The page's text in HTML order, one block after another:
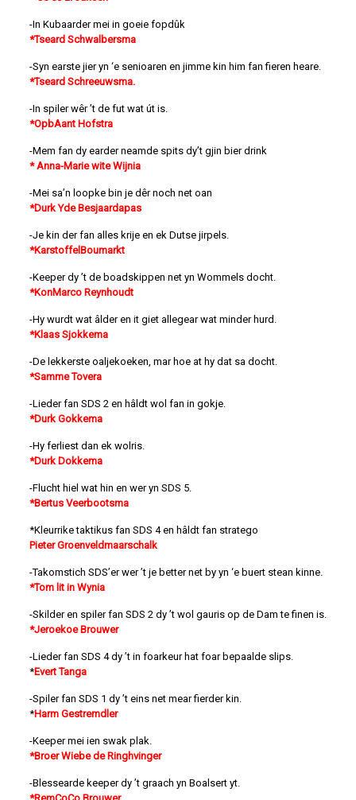
-In Kubaarder mei in goeie fopdûk
*Tseard Schwalbersma
-Syn earste jier yn ‘e senioaren en jimme kin him fan fieren heare.
*Tseard Schreeuwsma.
-In spiler wêr ’t de fut wat út is.
*OpbAant Hofstra
-Mem fan dy earder neamde spits dy’t gjin bier drink
* Anna-Marie wite Wijnia
-Mei sa’n loopke bin je dêr noch net oan
*Durk Yde Besjaardapas
-Je kin der fan alles krije en ek Dutse jirpels.
*KarstoffelBoumarkt
-Keeper dy ’t de boadskippen net yn Wommels docht.
*KonMarco Reynhoudt
-Hy wurdt wat âlder en it giet allegear wat minder hurd.
*Klaas Sjokkema
-De lekkerste oaljekoeken, mar hoe at hy dat sa docht.
*Samme Tovera
-Lieder fan SDS 2 en hâldt wol fan in gokje.
*Durk Gokkema
-Hy ferliest dan ek wolris.
*Durk Dokkema
-Flucht hiel wat hin en wer yn SDS 5.
*Bertus Veerbootsma
*Kleurrike taktikus fan SDS 4 en hâldt fan stratego
Pieter Groenveldmaarschalk
-Takomstich SDS’er wer ’t je better net by yn ‘e buert stean kinne.
*Tom lit in Wynia
-Skilder en spiler fan SDS 2 dy ’t wol gauris op de Dam te finen is.
*Jeroekoe Brouwer
-Lieder fan SDS 4 dy ’t in foarkeur hat foar bepaalde slips.
*Evert Tanga
-Spiler fan SDS 1 dy ’t eins net mear fierder kin.
*Harm Gestremdler
-Keeper mei ien swak plak.
*Broer Wiebe de Ringhvinger
-Blessearde keeper dy ’t graach yn Boalsert yt.